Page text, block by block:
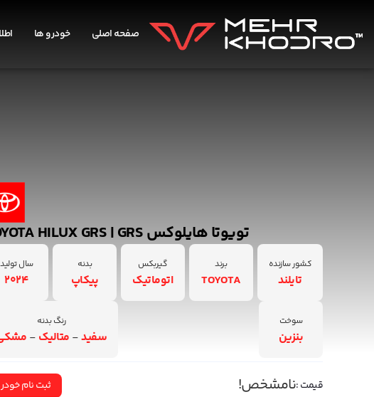
صفحه اصلی خودرو ها
تویوتا هایلوکس TOYOTA HILUX GRS | GRS
کشور سازنده
تایلند
برند
TOYOTA
گیربکس
اتوماتیک
بدنه
پیکاپ
سال تولید
2024
سوخت
بنزین
رنگ بدنه
سفید- متالیک -
قیمت :نامشخص! ثبت نام